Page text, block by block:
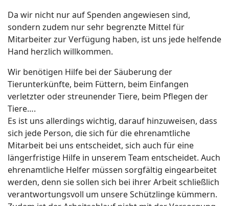
Da wir nicht nur auf Spenden angewiesen sind,
sondern zudem nur sehr begrenzte Mittel für
Mitarbeiter zur Verfügung haben, ist uns jede helfende
Hand herzlich willkommen.
Wir benötigen Hilfe bei der Säuberung der
Tierunterkünfte, beim Füttern, beim Einfangen
verletzter oder streunender Tiere, beim Pflegen der
Tiere….
Es ist uns allerdings wichtig, darauf hinzuweisen, dass
sich jede Person, die sich für die ehrenamtliche
Mitarbeit bei uns entscheidet, sich auch für eine
längerfristige Hilfe in unserem Team entscheidet. Auch
ehrenamtliche Helfer müssen sorgfältig eingearbeitet
werden, denn sie sollen sich bei ihrer Arbeit schließlich
verantwortungsvoll um unsere Schützlinge kümmern.